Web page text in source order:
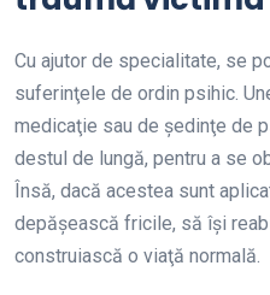
Cu ajutor de specialitate, se
suferinţele de ordin psihic.
medicaţie sau de şedinţe de
destul de lungă, pentru a se
Însă, dacă acestea sunt
depăşească fricile, să îşi
construiască o viaţă normală.